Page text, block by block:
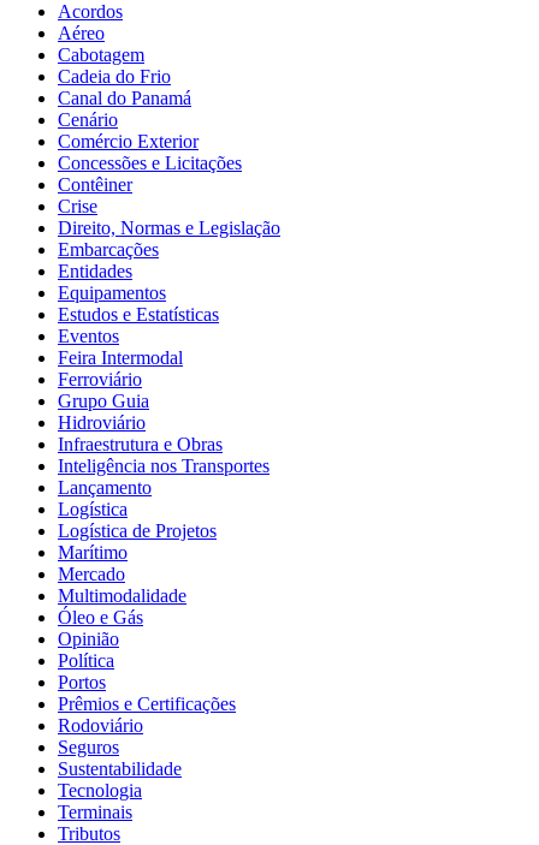
Acordos
Aéreo
Cabotagem
Cadeia do Frio
Canal do Panamá
Cenário
Comércio Exterior
Concessões e Licitações
Contêiner
Crise
Direito, Normas e Legislação
Embarcações
Entidades
Equipamentos
Estudos e Estatísticas
Eventos
Feira Intermodal
Ferroviário
Grupo Guia
Hidroviário
Infraestrutura e Obras
Inteligência nos Transportes
Lançamento
Logística
Logística de Projetos
Marítimo
Mercado
Multimodalidade
Óleo e Gás
Opinião
Política
Portos
Prêmios e Certificações
Rodoviário
Seguros
Sustentabilidade
Tecnologia
Terminais
Tributos